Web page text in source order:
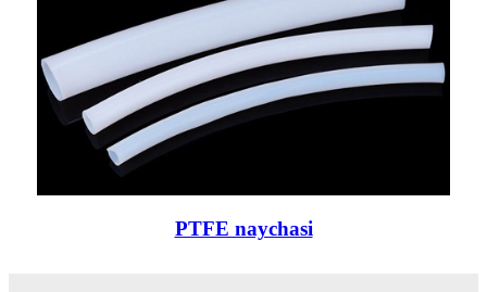
PTFE naychasi